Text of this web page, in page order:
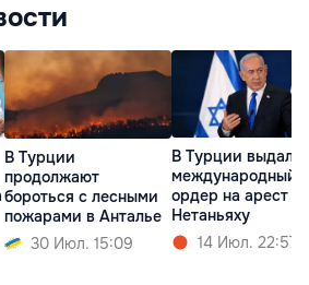
В Турции
продолжают
бороться с лесными
пожарами в Анталье
30 Июл. 15:09
В Турции выдали
международный
ордер на арест
Нетаньяху
14 Июл. 22:57